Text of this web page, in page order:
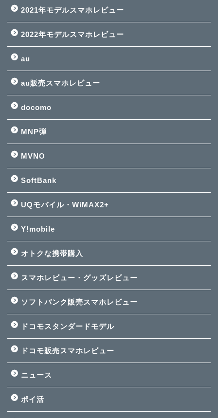
2021年モデルスマホレビュー
2022年モデルスマホレビュー
au
au販売スマホレビュー
docomo
MNP弾
MVNO
SoftBank
UQモバイル・WiMAX2+
Y!mobile
オトクな携帯購入
スマホレビュー・グッズレビュー
ソフトバンク販売スマホレビュー
ドコモスタンダードモデル
ドコモ販売スマホレビュー
ニュース
ポイ活